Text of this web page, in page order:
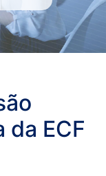
da ECF